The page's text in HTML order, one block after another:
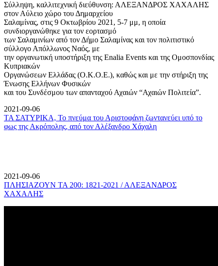
Σύλληψη, καλλιτεχνική διεύθυνση: ΑΛΕΞΑΝΔΡΟΣ ΧΑΧΑΛΗΣ
στον Αύλειο χώρο του Δημαρχείου
Σαλαμίνας, στις 9 Οκτωβρίου 2021, 5-7 μμ, η οποία
συνδιοργανώθηκε για τον εορτασμό
των Σαλαμινίων από τον Δήμο Σαλαμίνας και τον πολιτιστικό
σύλλογο Απόλλωνος Ναός, με
την οργανωτική υποστήριξη της Enalia Events και της Ομοσπονδίας
Κυπριακών
Οργανώσεων Ελλάδας (Ο.Κ.Ο.Ε.), καθώς και με την στήριξη της
Ένωσης Ελλήνων Φυσικών
και του Συνδέσμου των απανταχού Αχαιών “Αχαιών Πολιτεία”.
2021-09-06
ΤΑ ΣΑΤΥΡΙΚΑ, Το πνεύμα του Αριστοφάνη ζωντανεύει υπό το
φως της Ακρόπολης, από τον Αλέξανδρο Χάχαλη
2021-09-06
ΠΛΗΣΙΑΖΟΥΝ ΤΑ 200: 1821-2021 / ΑΛΕΞΑΝΔΡΟΣ
ΧΑΧΑΛΗΣ